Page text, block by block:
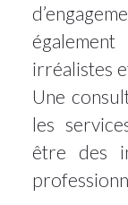
irréalistes
Une
les
être des